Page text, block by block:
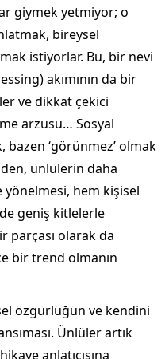
giymek yetmiyor; o
bireysel
istiyorlar. Bu, bir nevi
akımının da bir
ve dikkat çekici
arzusu… Sosyal
bazen ‘görünmez’ olmak
ünlülerin daha
yönelmesi, hem kişisel
geniş kitlelerle
parçası olarak da
bir trend olmanın
özgürlüğün ve kendini
Ünlüler artık
anlatıcısına